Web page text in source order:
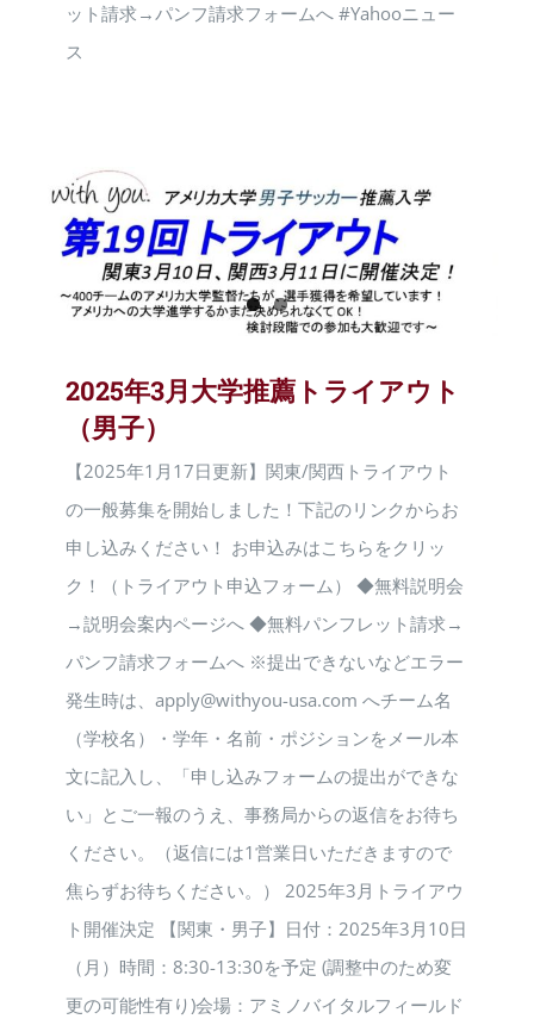
ット請求→パンフ請求フォームへ #Yahooニュー
ス
2025年3月大学推薦トライアウト
（男子）
【2025年1月17日更新】関東/関西トライアウト
の一般募集を開始しました！下記のリンクからお
申し込みください！ お申込みはこちらをクリッ
ク！（トライアウト申込フォーム） ◆無料説明会
→説明会案内ページへ ◆無料パンフレット請求→
パンフ請求フォームへ ※提出できないなどエラー
発生時は、apply@withyou-usa.com へチーム名
（学校名）・学年・名前・ポジションをメール本
文に記入し、「申し込みフォームの提出ができな
い」とご一報のうえ、事務局からの返信をお待ち
ください。（返信には1営業日いただきますので
焦らずお待ちください。） 2025年3月トライアウ
ト開催決定 【関東・男子】日付：2025年3月10日
（月）時間：8:30-13:30を予定 (調整中のため変
更の可能性有り)会場：アミノバイタルフィールド